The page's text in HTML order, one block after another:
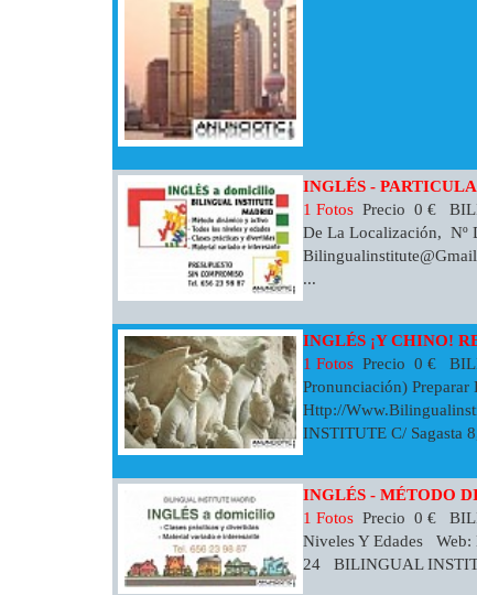
INGLÉS -
1 Fotos Precio 0 €
De La Localización, Nº
...
INGLÉS ¡Y CHINO!
1 Fotos Precio 0 €
Pronunciación) Preparar
Http://
INSTITUTE C/ Sagasta
INGLÉS - MÉTODO
1 Fotos Precio 0 €
Niveles Y Edades
24 BILINGUAL